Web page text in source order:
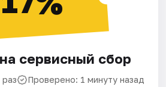
сервисный сбор
Проверено: 1 минуту назад